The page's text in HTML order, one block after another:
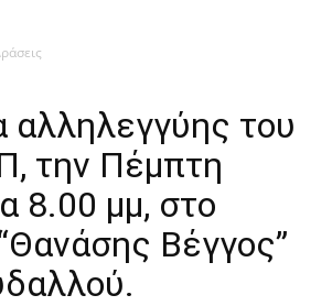
αλληλεγγύης του
την Πέμπτη
8.00 μμ, στο
Βέγγος”